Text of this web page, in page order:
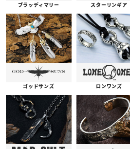
ブラッディマリー スターリンギア
ゴッドサンズ ロンワンズ